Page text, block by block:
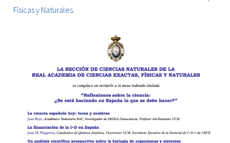
la
debe
Físicas y Naturales.